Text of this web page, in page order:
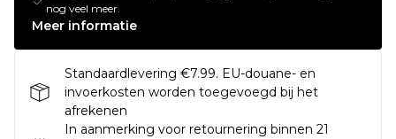
nog veel meer.
Meer informatie
Standaardlevering €7.99. EU-douane- en
invoerkosten worden toegevoegd bij het
afrekenen
In aanmerking voor retournering binnen 21